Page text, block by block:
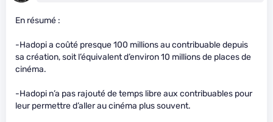
En résumé :
-Hadopi a coûté presque 100 millions au contribuable depuis
sa création, soit l’équivalent d’environ 10 millions de places de
cinéma.
-Hadopi n’a pas rajouté de temps libre aux contribuables pour
leur permettre d’aller au cinéma plus souvent.